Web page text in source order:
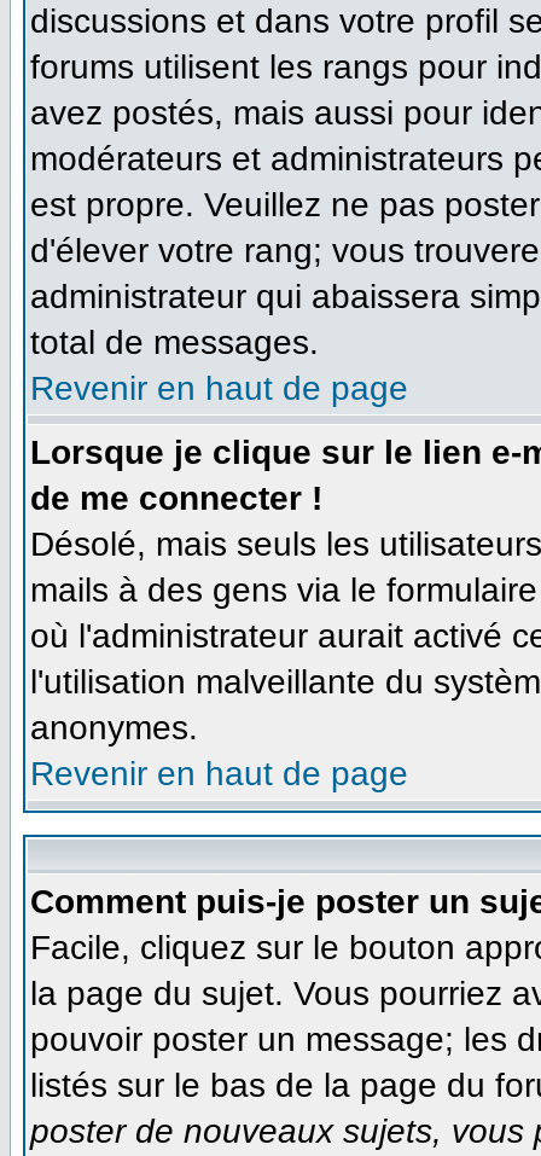
discussions et dans votre profil
forums utilisent les rangs pour
avez postés, mais aussi pour
modérateurs et administrateurs
est propre. Veuillez ne pas
d'élever votre rang; vous
administrateur qui abaissera
total de messages.
Revenir en haut de page
Lorsque je clique sur le lien e-
de me connecter !
Désolé, mais seuls les
mails à des gens via le
où l'administrateur aurait activé
l'utilisation malveillante du
anonymes.
Revenir en haut de page
Comment puis-je poster un
Facile, cliquez sur le bouton
la page du sujet. Vous pourriez
pouvoir poster un message; les
listés sur le bas de la page du
poster de nouveaux sujets, vous